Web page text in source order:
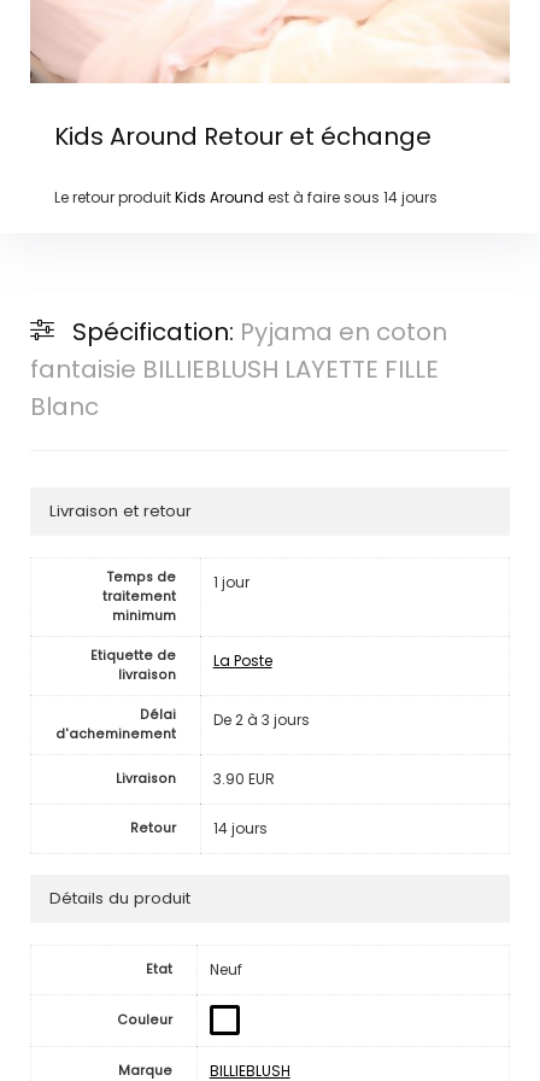
Kids Around Retour et échange
Le retour produitKids Around est à faire sous 14 jours
Spécification: Pyjama en coton
fantaisie BILLIEBLUSH LAYETTE FILLE
Blanc
Livraison et retour
Temps de
traitement
minimum
1 jour
Etiquette de
livraison
La Poste
Délai
d'acheminement
De 2 à 3 jours
Livraison 3.90 EUR
Retour 14 jours
Détails du produit
Etat Neuf
Couleur
Marque BILLIEBLUSH